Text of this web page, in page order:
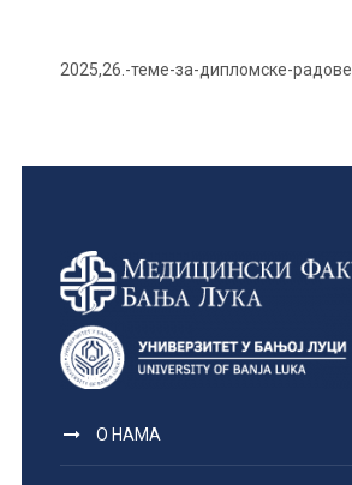
2025,26.-теме-за-дипломске-радове
О НАМА